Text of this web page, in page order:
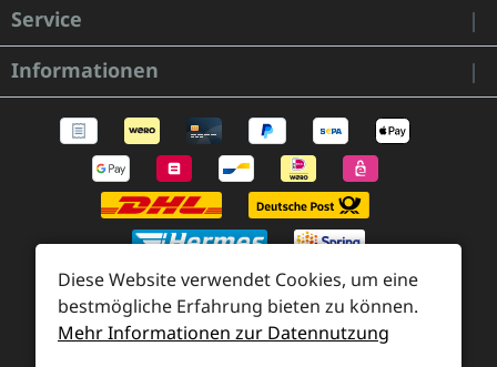
Service
Informationen
Zahlung und Versand
Diese Website verwendet Cookies, um eine
bestmögliche Erfahrung bieten zu können.
Mehr Informationen zur Datennutzung